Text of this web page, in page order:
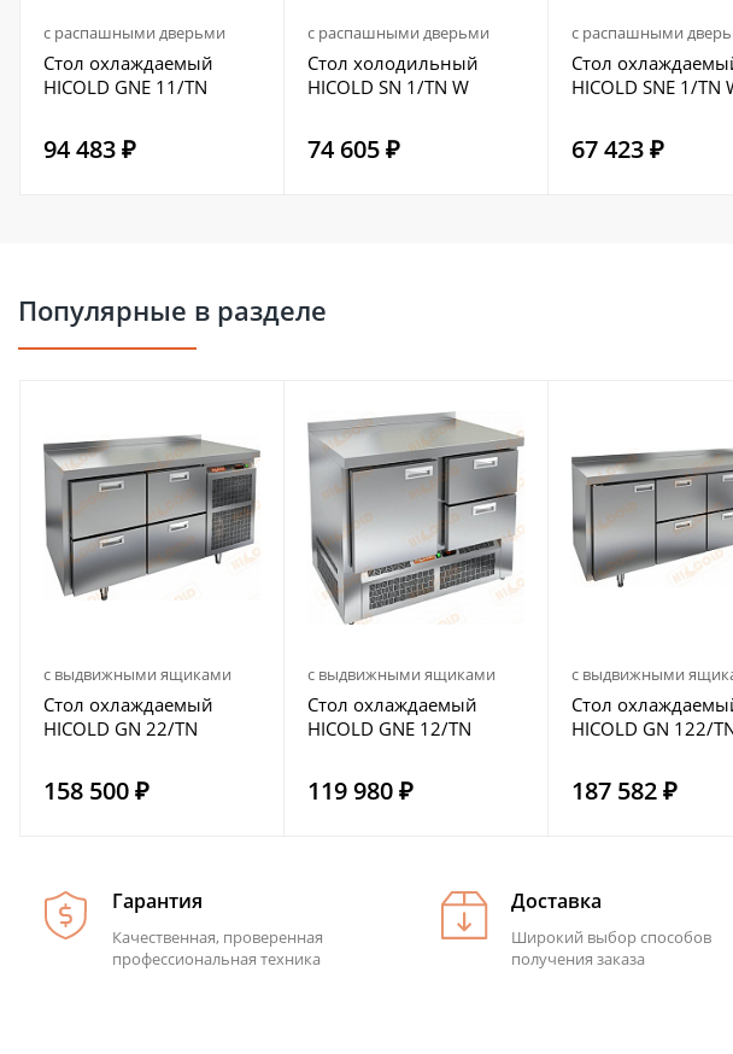
с распашными дверьми
Стол охлаждаемый
HICOLD GNE 11/TN
94 483 ₽
с распашными дверьми
Стол холодильный
HICOLD SN 1/TN W
74 605 ₽
с распашными
Стол
HICOLD SNE 1/TN
67 423 ₽
Популярные в разделе
с выдвижными ящиками
Стол охлаждаемый
HICOLD GN 22/TN
158 500 ₽
с выдвижными ящиками
Стол охлаждаемый
HICOLD GNE 12/TN
119 980 ₽
с выдвижными
Стол
HICOLD GN 122/
187 582 ₽
Гарантия
Качественная, проверенная
профессиональная техника
Доставка
Широкий выбор способов
получения заказа